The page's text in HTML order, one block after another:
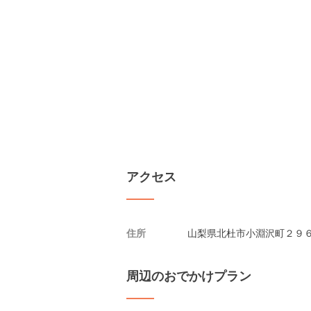
アクセス
住所 山梨県北杜市小淵沢町２９
周辺のおでかけプラン